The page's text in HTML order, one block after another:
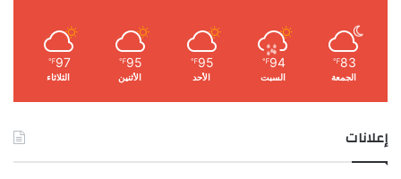
83
℉
الجمعة
94
℉
السبت
95
℉
الأحد
95
℉
الأثنين
97
℉
الثلاثاء
إعلانات